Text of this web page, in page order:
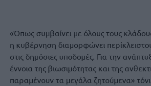
«Όπως συμβαίνει με όλους τους
η κυβέρνηση διαμορφώνει
στις δημόσιες υποδομές. Για την
έννοια της βιωσιμότητας και της
παραμένουν τα μεγάλα ζητούμενα»